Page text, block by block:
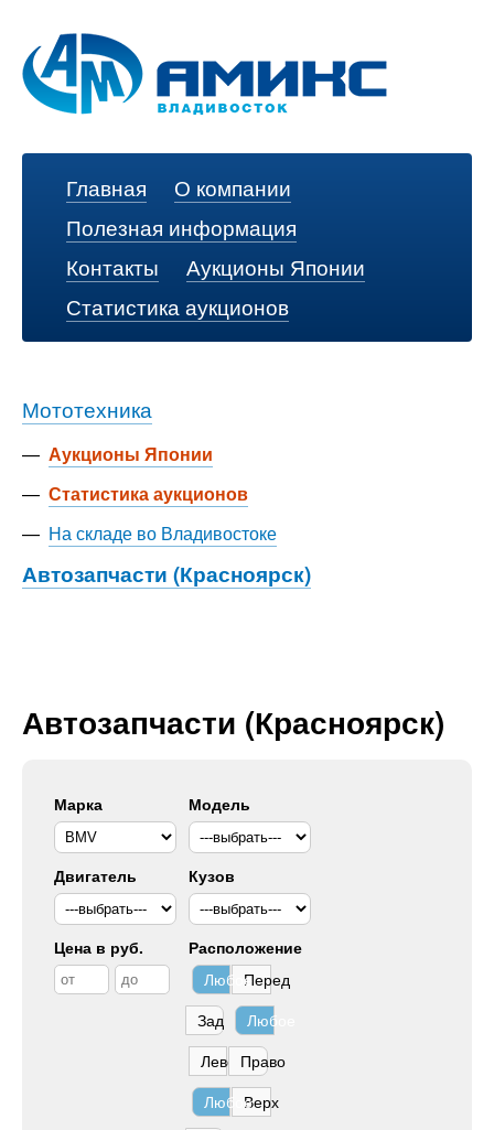
Главная
О компании
Полезная информация
Контакты
Аукционы Японии
Статистика аукционов
Мототехника
— Аукционы Японии
— Статистика аукционов
— На складе во Владивостоке
Автозапчасти (Красноярск)
Автозапчасти (Красноярск)
Марка Модель
Двигатель Кузов
Цена в руб.
Расположение
ЛюбоеПеред
Зад
Любое
Лево Право
ЛюбоеВерх